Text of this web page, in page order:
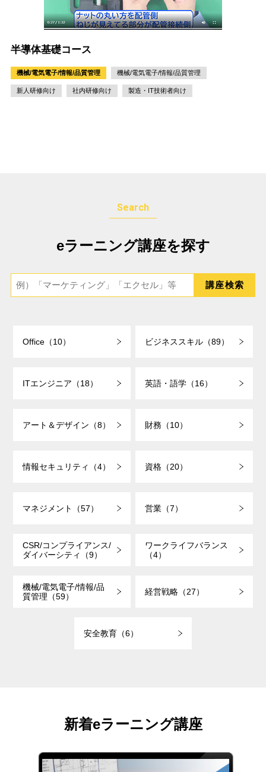
半導体基礎コース
機械/電気電子/情報/品質管理 機械/電気電子/情報/品質管理
新人研修向け 社内研修向け 製造・IT技術者向け
Search
eラーニング講座を探す
Office（10） ビジネススキル（89）
ITエンジニア（18） 英語・語学（16）
アート＆デザイン（8） 財務（10）
情報セキュリティ（4） 資格（20）
マネジメント（57） 営業（7）
CSR/コンプライアンス/
ダイバーシティ（9）
ワークライフバランス
（4）
機械/電気電子/情報/品
質管理（59）
経営戦略（27）
安全教育（6）
新着eラーニング講座